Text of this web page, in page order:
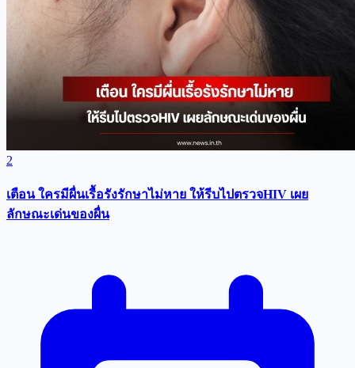
2
เตือน ใครมีผื่นเรื้อรังรักษาไม่หาย ให้รีบไปตรวจHIV เผย
ลักษณะเด่นของผื่น